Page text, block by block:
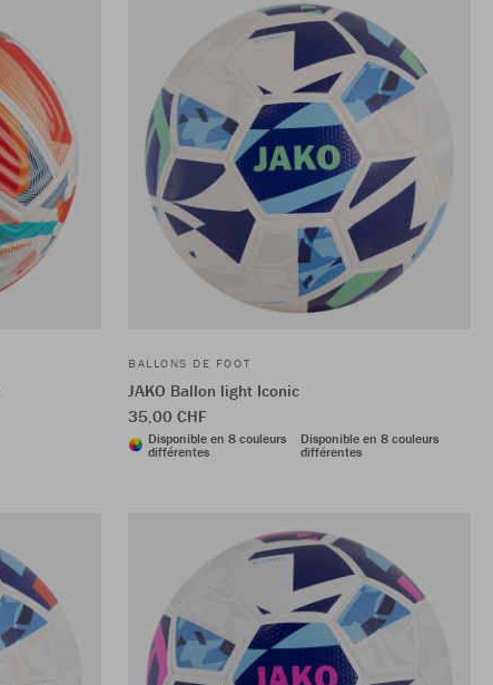
BALLONS DE FOOT
JAKO Ballon light Iconic
35,00 CHF
Disponible en 8 couleurs
différentes
Disponible en 8 couleurs
différentes